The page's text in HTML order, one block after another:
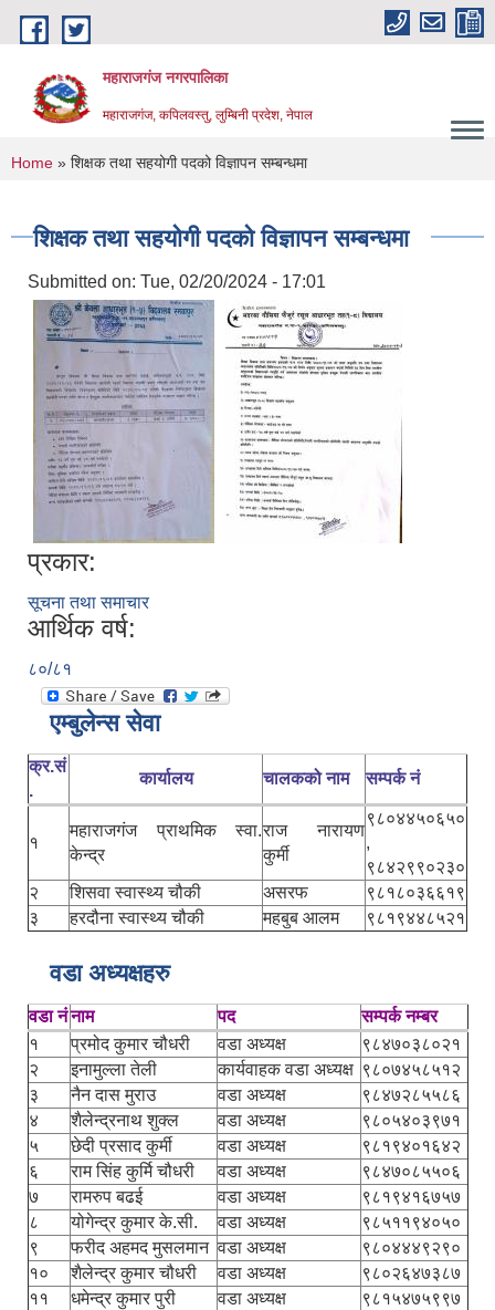
Skip to main content
महाराजगंज नगरपालिका
महाराजगंज, कपिलवस्तु, लुम्बिनी प्रदेश, नेपाल
You are here
Home » शिक्षक तथा सहयोगी पदको विज्ञापन सम्बन्धमा
शिक्षक तथा सहयोगी पदको विज्ञापन सम्बन्धमा
Submitted on: Tue, 02/20/2024 - 17:01
प्रकार:
सूचना तथा समाचार
आर्थिक वर्ष:
८०/८१
एम्बुलेन्स सेवा
क्र.सं
.
कार्यालय चालकको नाम सम्पर्क नं
१
महाराजगंज प्राथमिक स्वा.
केन्द्र
राज नारायण
कुर्मी
९८०४४५०६५०
,
९८४२९९०२३०
२
शिसवा स्वास्थ्य चौकी असरफ
९८१८०३६६१९
३
हरदौना स्वास्थ्य चौकी महबुब आलम ९८१९४४८५२१
वडा अध्यक्षहरु
वडा नंनाम पद
सम्पर्क नम्बर
१
प्रमोद कुमार चौधरी वडा अध्यक्ष
९८४७०३८०२१
२
इनामुल्ला तेली कार्यवाहक वडा अध्यक्ष ९८०७४५८५१२
३
नैन दास मुराउ वडा अध्यक्ष
९८४७२८५५८६
४
शैलेन्द्रनाथ शुक्ल वडा अध्यक्ष
९८०५४०३९७१
५
छेदी प्रसाद कुर्मी वडा अध्यक्ष
९८१९४०१६४२
६
राम सिंह कुर्मि चौधरी वडा अध्यक्ष
९८४७०८५५०६
७
रामरुप बढई वडा अध्यक्ष
९८१९४१६७५७
८
योगेन्द्र कुमार के.सी. वडा अध्यक्ष
९८५११९४०५०
९
फरीद अहमद मुसलमान वडा अध्यक्ष
९८०४४४९२९०
१०
शैलेन्द्र कुमार चौधरी वडा अध्यक्ष
९८०२६४७३८७
११
धमेन्द्र कुमार पुरी वडा अध्यक्ष ९८१५४७५९९७